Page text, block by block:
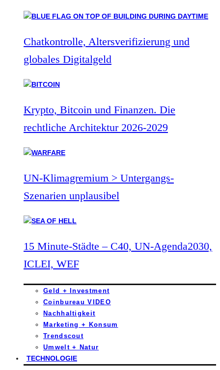
Chatkontrolle, Altersverifizierung und
globales Digitalgeld
Krypto, Bitcoin und Finanzen. Die
rechtliche Architektur 2026-2029
UN-Klimagremium > Untergangs-
Szenarien unplausibel
15 Minute-Städte – C40, UN-Agenda2030,
ICLEI, WEF
Geld + Investment
Coinbureau VIDEO
Nachhaltigkeit
Marketing + Konsum
Trendscout
Umwelt + Natur
TECHNOLOGIE